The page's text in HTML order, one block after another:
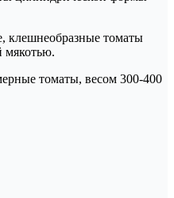
клешнеобразные томаты
мякотью.
томаты, весом 300-400